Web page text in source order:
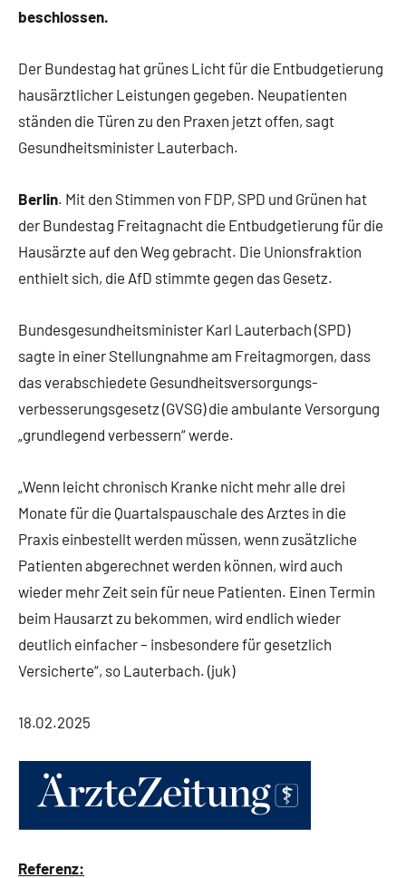
beschlossen.
Der Bundestag hat grünes Licht für die Entbudgetierung
hausärztlicher Leistungen gegeben. Neupatienten
ständen die Türen zu den Praxen jetzt offen, sagt
Gesundheitsminister Lauterbach.
Berlin. Mit den Stimmen von FDP, SPD und Grünen hat
der Bundestag Freitagnacht die Entbudgetierung für die
Hausärzte auf den Weg gebracht. Die Unionsfraktion
enthielt sich, die AfD stimmte gegen das Gesetz.
Bundesgesundheitsminister Karl Lauterbach (SPD)
sagte in einer Stellungnahme am Freitagmorgen, dass
das verabschiedete Gesundheitsversorgungs-
verbesserungsgesetz (GVSG) die ambulante Versorgung
„grundlegend verbessern“ werde.
„Wenn leicht chronisch Kranke nicht mehr alle drei
Monate für die Quartalspauschale des Arztes in die
Praxis einbestellt werden müssen, wenn zusätzliche
Patienten abgerechnet werden können, wird auch
wieder mehr Zeit sein für neue Patienten. Einen Termin
beim Hausarzt zu bekommen, wird endlich wieder
deutlich einfacher – insbesondere für gesetzlich
Versicherte“, so Lauterbach. (juk)
18.02.2025
Referenz: